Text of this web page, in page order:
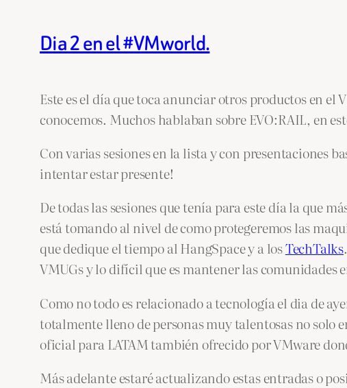
Dia 2 en el #VMworld.
Este es el día que toca anunciar otros productos en
conocemos. Muchos hablaban sobre EVO:RAIL, en
Con varias sesiones en la lista y con presentaciones
intentar estar presente!
De todas las sesiones que tenía para este día la que
está tomando al nivel de como protegeremos las
que dedique el tiempo al HangSpace y a losTechTalks
VMUGs y lo difícil que es mantener las comunidades
Como no todo es relacionado a tecnología el dia de
totalmente lleno de personas muy talentosas no
oficial para LATAM también ofrecido por VMware
Más adelante estaré actualizando estas entradas o